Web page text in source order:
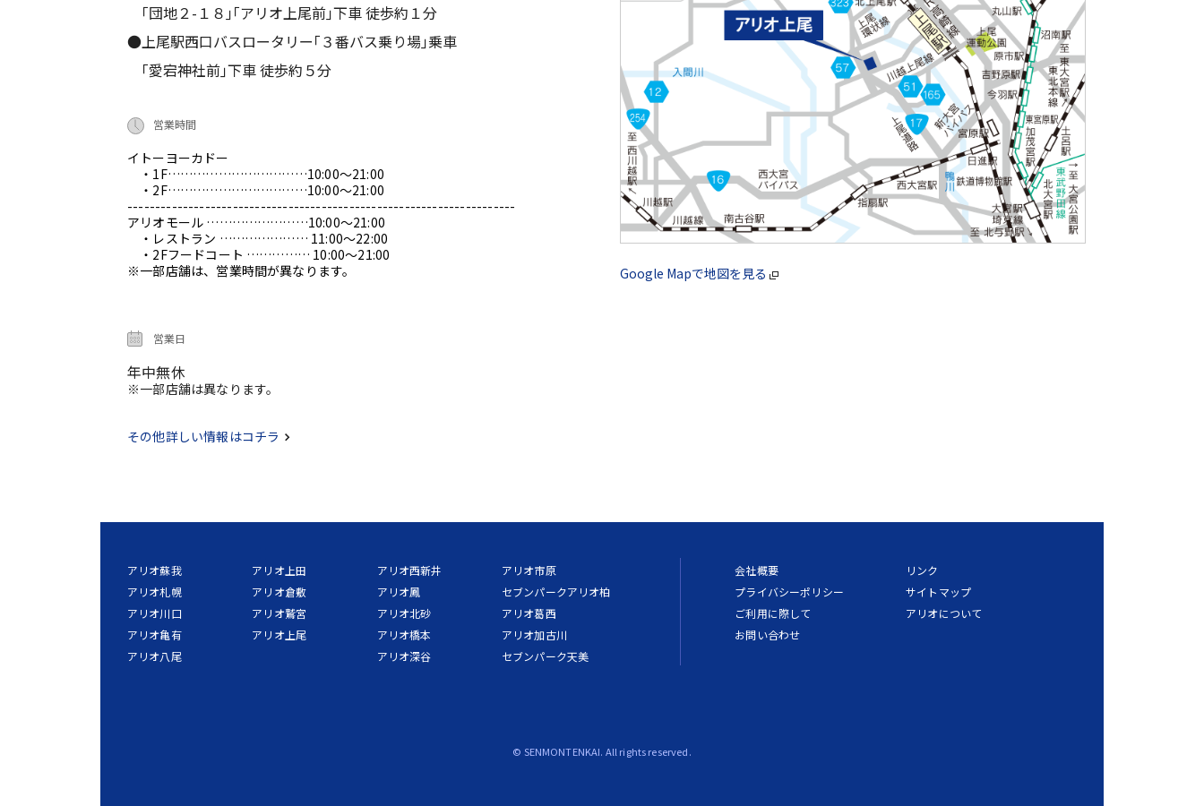
｢団地２-１８｣｢アリオ上尾前｣下車 徒歩約１分
●上尾駅西口バスロータリー｢３番バス乗り場｣乗車
｢愛宕神社前｣下車 徒歩約５分
営業時間
イトーヨーカドー
・1F……………………………10:00～21:00
・2F……………………………10:00～21:00
----------------------------------------------------------------------
アリオモール ……………………10:00～21:00
・レストラン ………………… 11:00～22:00
・2Fフードコート …………… 10:00～21:00
※一部店舗は、営業時間が異なります。
営業日
年中無休
※一部店舗は異なります。
その他詳しい情報はコチラ
Google Mapで地図を見る
アリオ蘇我
アリオ札幌
アリオ川口
アリオ亀有
アリオ八尾
アリオ上田
アリオ倉敷
アリオ鷲宮
アリオ上尾
アリオ西新井
アリオ鳳
アリオ北砂
アリオ橋本
アリオ深谷
アリオ市原
セブンパークアリオ柏
アリオ葛西
アリオ加古川
セブンパーク天美
会社概要
プライバシーポリシー
ご利用に際して
お問い合わせ
リンク
サイトマップ
アリオについて
© SENMONTENKAI. All rights reserved.